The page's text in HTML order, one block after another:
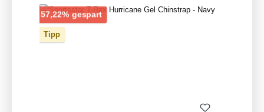
57,22% gespartRabatt
Tipp